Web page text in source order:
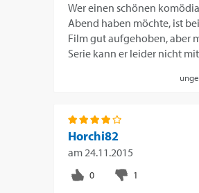
Wer einen schönen
Abend haben möchte, ist
Film gut aufgehoben, aber
Serie kann er leider nicht
Horchi82
am24.11.2015